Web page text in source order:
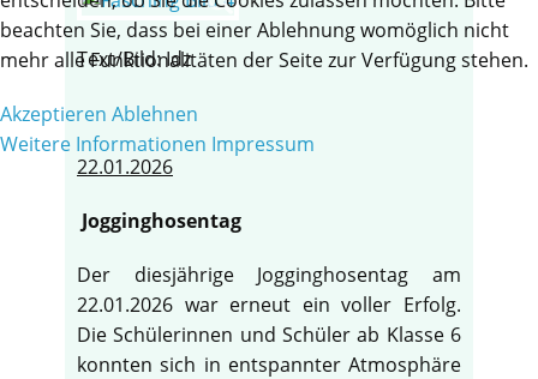
Text/Bild: Idz
22.01.2026
Jogginghosentag
Der diesjährige Jogginghosentag am
22.01.2026 war erneut ein voller Erfolg.
Die Schülerinnen und Schüler ab Klasse 6
konnten sich in entspannter Atmosphäre
beachten Sie, dass bei einer Ablehnung womöglich nicht
mehr alle Funktionalitäten der Seite zur Verfügung stehen.
Akzeptieren Ablehnen
Weitere Informationen Impressum